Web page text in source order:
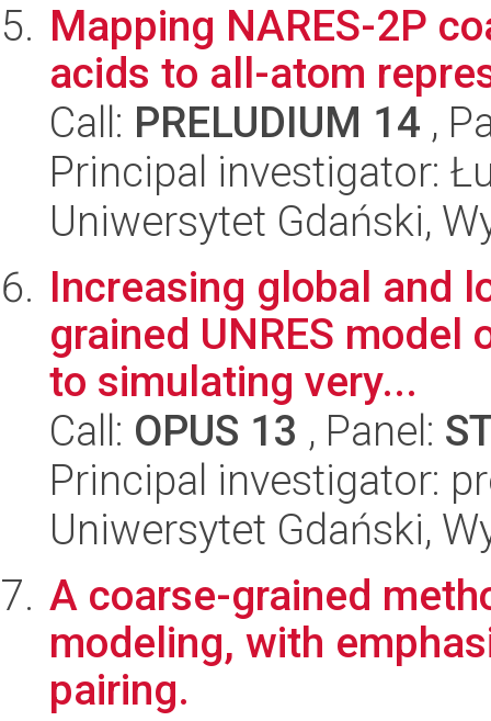
Mapping NARES-2P
acids to all-atom
Call: PRELUDIUM 14 ,
Principal investigator:
Uniwersytet Gdański,
Increasing global and
grained UNRES
to simulating very...
Call: OPUS 13 , Panel:
Principal investigator:
Uniwersytet Gdański,
A coarse-grained
modeling, with
pairing.